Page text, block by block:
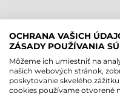
OCHRANA VAŠICH
ZÁSADY POUŽÍVANIA
Môžeme ich umiestniť na
našich webových stránok,
poskytovanie skvelého
cookies používame otvorené